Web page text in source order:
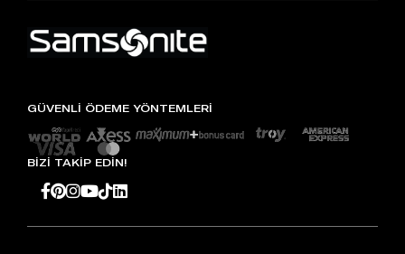
GÜVENLİ ÖDEME YÖNTEMLERİ
BİZİ TAKİP EDİN!